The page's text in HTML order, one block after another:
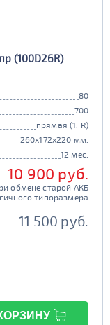
(100D26R)
80
700
прямая (1, R)
260x172x220 мм.
12 мес.
10 900 руб.
обмене старой АКБ
типоразмера
11 500 руб.